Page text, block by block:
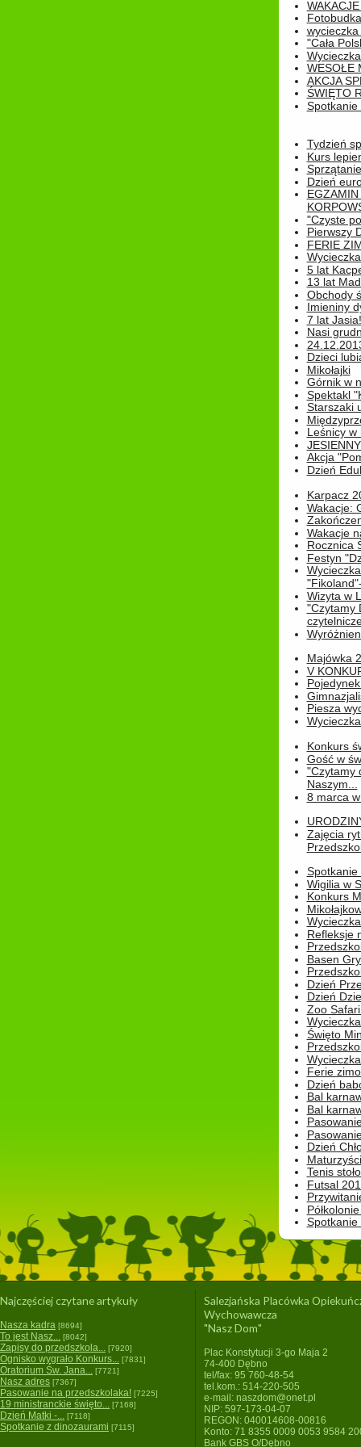
Fotobudka
"Cała
WESOŁE
AKCJA
ŚWIĘTO
Spotkanie
Tydzień
Kurs
Dzień
"Czyste
Pierwszy
FERIE
5 lat
13 lat
Obchody
Imieniny
7 lat Jasia!
Nasi
Dzieci
Mikołajki
Górnik w
Spektakl
Starszaki
Leśnicy w
Akcja
Dzień
Karpacz
Wakacje:
Wakacje
Rocznica
Festyn
Wizyta w
"Czytamy
Majówka
V
Piesza
Konkurs
Gość w
"Czytamy
Naszym...
8 marca
Zajęcia
Spotkanie
Wigilia w
Konkurs
Refleksje
Basen
Dzień
Dzień
Zoo
Święto
Ferie
Dzień
Bal
Bal
Dzień
Tenis
Futsal
Najczęściej czytane artykuły
Nasza kadra [8694]
To jest Nasz... [8042]
Zapisy do przedszkola... [7920]
Ognisko wygrało Konkurs... [7831]
Oratorium Św. Jana... [7721]
Nasz adres [7367]
Pasowanie na przedszkolaka! [7225]
19 ministranckie święto... [7168]
Dzień Matki -... [7118]
Spotkanie z dinozaurami [7115]
Salezjańska Placówka
Wychowawcza
"Nasz Dom"
Plac Konstytucji 3-go Maja 2
74-400 Dębno
tel/fax: 95 760-48-54
tel.kom.: 514-220-505
e-mail: naszdom@onet.pl
NIP: 597-173-04-07
REGON: 040014608-00816
Konto: 71 8355 0009 0053 9584
Bank GBS O/Dębno